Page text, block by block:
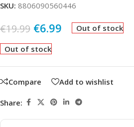
SKU: 8806090560446
€19.99 €6.99 Out of stock
Out of stock
Compare Add to wishlist
Share: